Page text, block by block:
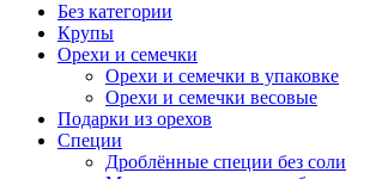
Без категории
Крупы
Орехи и семечки
Орехи и семечки в упаковке
Орехи и семечки весовые
Подарки из орехов
Специи
Дроблённые специи без соли